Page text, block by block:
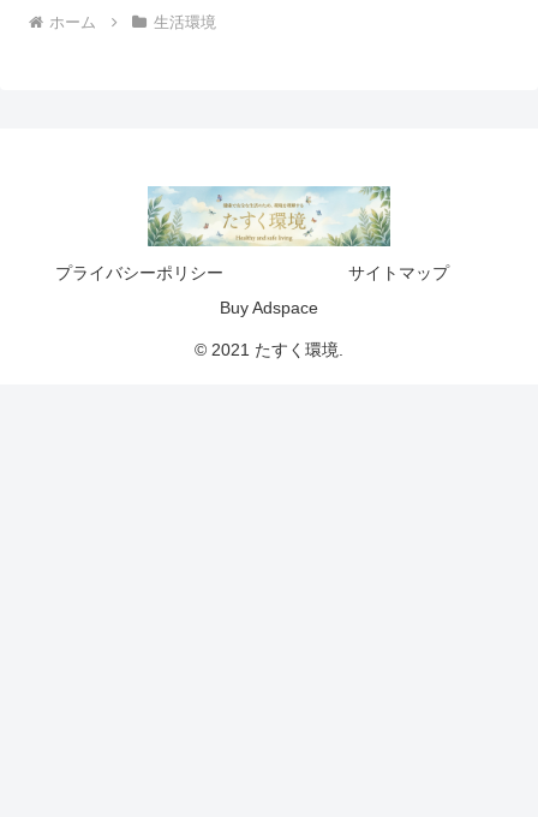
ホーム 生活環境
プライバシーポリシー
サイトマップ
Buy Adspace
© 2021 たすく環境.